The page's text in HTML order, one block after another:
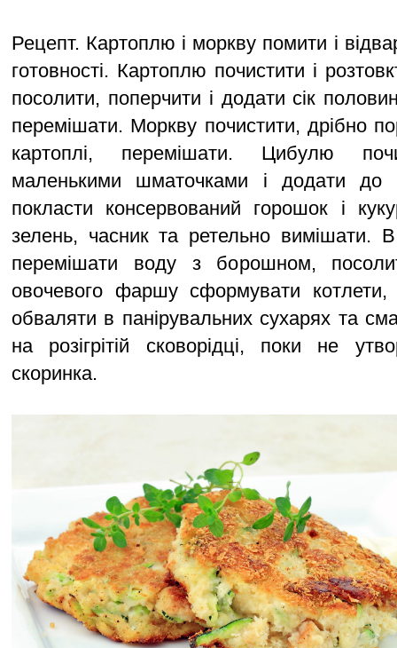
Рецепт. Картоплю і моркву помити і
готовності. Картоплю почистити і
посолити, поперчити і додати сік
перемішати. Моркву почистити, дрібно
картоплі, перемішати. Цибулю
маленькими шматочками і додати до
покласти консервований горошок і
зелень, часник та ретельно вимішати. В
перемішати воду з борошном,
овочевого фаршу сформувати котлети,
обваляти в панірувальних сухарях та
на розігрітій сковорідці, поки не
скоринка.